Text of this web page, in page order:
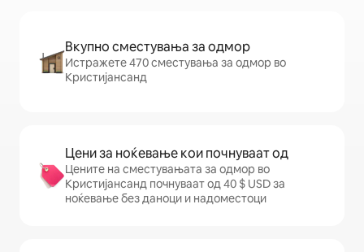
Вкупно сместувања за одмор
Истражете 470 сместувања за одмор во
Кристијансанд
Цени за ноќевање кои почнуваат од
Цените на сместувањата за одмор во
Кристијансанд почнуваат од 40 $ USD за
ноќевање без даноци и надоместоци